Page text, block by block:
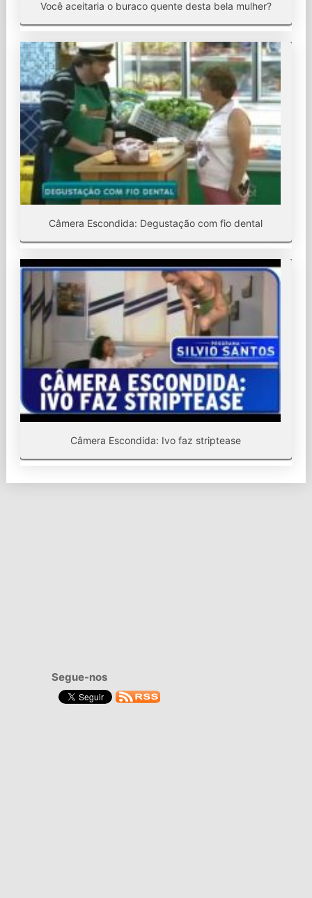
Você aceitaria o buraco quente desta bela mulher?
Câmera Escondida: Degustação com fio dental
Câmera Escondida: Ivo faz striptease
Segue-nos